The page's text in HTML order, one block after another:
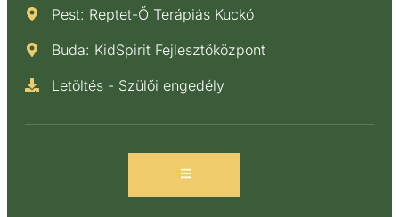
Pest: Reptet-Ő Terápiás Kuckó
Buda: KidSpirit Fejlesztőközpont
Letöltés - Szülői engedély